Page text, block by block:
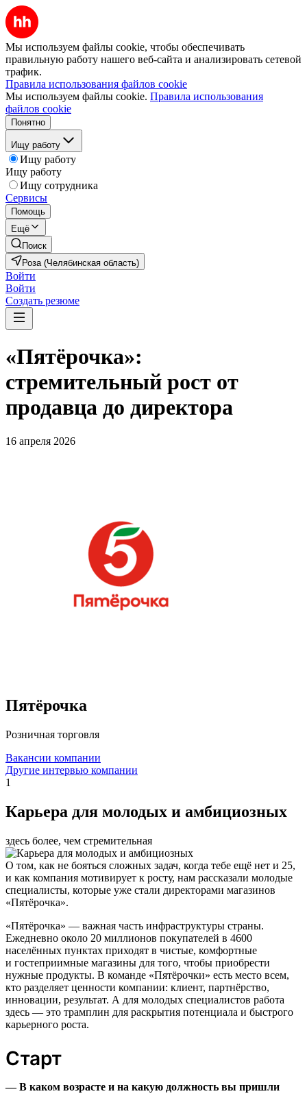
Мы используем файлы cookie, чтобы обеспечивать
правильную работу нашего веб-сайта и анализировать сетевой
трафик.
Правила использования файлов cookie
Мы используем файлы cookie. Правила использования
файлов cookie
Понятно
Ищу работу
Ищу работу
Ищу работу
Ищу сотрудника
Сервисы
Помощь
Ещё
Поиск
Роза (Челябинская область)
Войти
Войти
Создать резюме
«Пятёрочка»:
стремительный рост от
продавца до директора
16 апреля 2026
Пятёрочка
Розничная торговля
Вакансии компании
Другие интервью компании
1
Карьера для молодых и амбициозных
здесь более, чем стремительная
О том, как не бояться сложных задач, когда тебе ещё нет и 25,
и как компания мотивирует к росту, нам рассказали молодые
специалисты, которые уже стали директорами магазинов
«Пятёрочка».
«Пятёрочка» — важная часть инфраструктуры страны.
Ежедневно около 20 миллионов покупателей в 4600
населённых пунктах приходят в чистые, комфортные
и гостеприимные магазины для того, чтобы приобрести
нужные продукты. В команде «Пятёрочки» есть место всем,
кто разделяет ценности компании: клиент, партнёрство,
инновации, результат. А для молодых специалистов работа
здесь — это трамплин для раскрытия потенциала и быстрого
карьерного роста.
Старт
— В каком возрасте и на какую должность вы пришли